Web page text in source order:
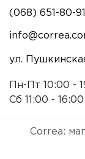
(068) 651-80-91
ул.
Пн-Пт 10:00 -
Сб 11:00 - 16:00
Correa: